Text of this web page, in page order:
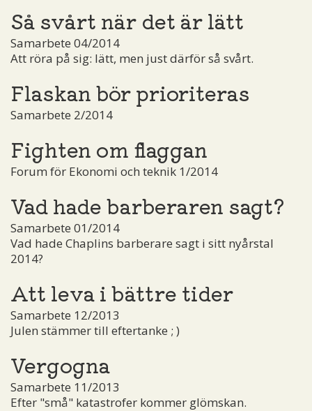
Så svårt när det är lätt
Samarbete 04/2014
Att röra på sig: lätt, men just därför så svårt.
Flaskan bör prioriteras
Samarbete 2/2014
Fighten om flaggan
Forum för Ekonomi och teknik 1/2014
Vad hade barberaren sagt?
Samarbete 01/2014
Vad hade Chaplins barberare sagt i sitt nyårstal
2014?
Att leva i bättre tider
Samarbete 12/2013
Julen stämmer till eftertanke ; )
Vergogna
Samarbete 11/2013
Efter "små" katastrofer kommer glömskan.